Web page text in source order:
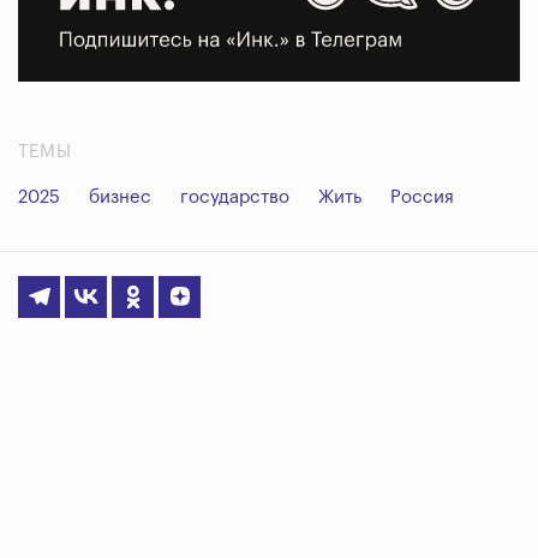
ТЕМЫ
2025 бизнес государство Жить Россия